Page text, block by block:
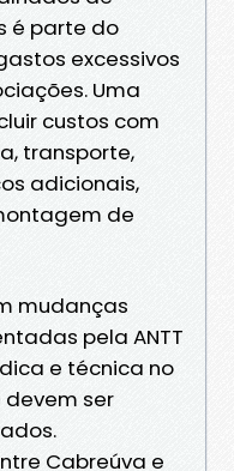
é parte do
excessivos
Uma
custos com
transporte,
adicionais,
de
mudanças
pela ANTT
e técnica no
ser
Cabreúva e